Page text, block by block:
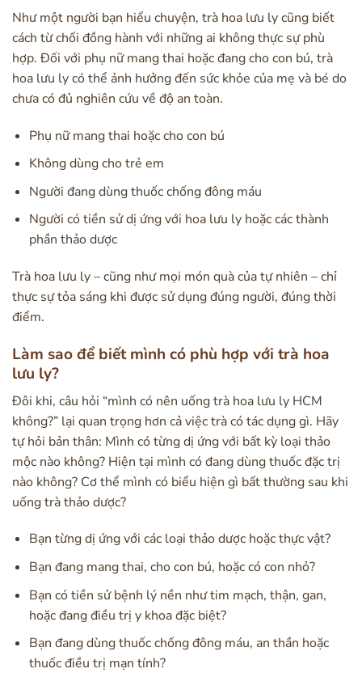
Như một người bạn hiểu chuyện, trà hoa lưu ly cũng biết
cách từ chối đồng hành với những ai không thực sự phù
hợp. Đối với phụ nữ mang thai hoặc đang cho con bú, trà
hoa lưu ly có thể ảnh hưởng đến sức khỏe của mẹ và bé do
chưa có đủ nghiên cứu về độ an toàn.
Phụ nữ mang thai hoặc cho con bú
Không dùng cho trẻ em
Người đang dùng thuốc chống đông máu
Người có tiền sử dị ứng với hoa lưu ly hoặc các thành
phần thảo dược
Trà hoa lưu ly – cũng như mọi món quà của tự nhiên – chỉ
thực sự tỏa sáng khi được sử dụng đúng người, đúng thời
điểm.
Làm sao để biết mình có phù hợp với trà hoa
lưu ly?
Đôi khi, câu hỏi “mình có nên uống trà hoa lưu ly HCM
không?” lại quan trọng hơn cả việc trà có tác dụng gì. Hãy
tự hỏi bản thân: Mình có từng dị ứng với bất kỳ loại thảo
mộc nào không? Hiện tại mình có đang dùng thuốc đặc trị
nào không? Cơ thể mình có biểu hiện gì bất thường sau khi
uống trà thảo dược?
Bạn từng dị ứng với các loại thảo dược hoặc thực vật?
Bạn đang mang thai, cho con bú, hoặc có con nhỏ?
Bạn có tiền sử bệnh lý nền như tim mạch, thận, gan,
hoặc đang điều trị y khoa đặc biệt?
Bạn đang dùng thuốc chống đông máu, an thần hoặc
thuốc điều trị mạn tính?